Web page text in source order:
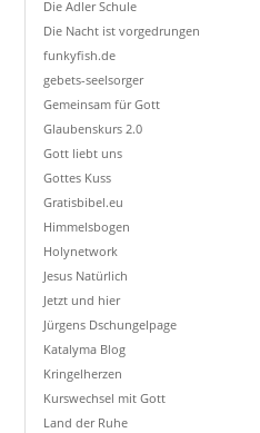
Die Adler Schule
Die Nacht ist vorgedrungen
funkyfish.de
gebets-seelsorger
Gemeinsam für Gott
Glaubenskurs 2.0
Gott liebt uns
Gottes Kuss
Gratisbibel.eu
Himmelsbogen
Holynetwork
Jesus Natürlich
Jetzt und hier
Jürgens Dschungelpage
Katalyma Blog
Kringelherzen
Kurswechsel mit Gott
Land der Ruhe